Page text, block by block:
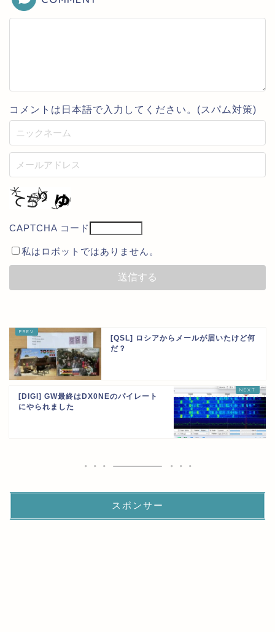
コメントは日本語で入力してください。(スパム対策)
CAPTCHA コード
私はロボットではありません。
[QSL] ロシアからメールが届いたけど何
だ？
[DIGI] GW最終はDX0NEのパイレート
にやられました
スポンサー